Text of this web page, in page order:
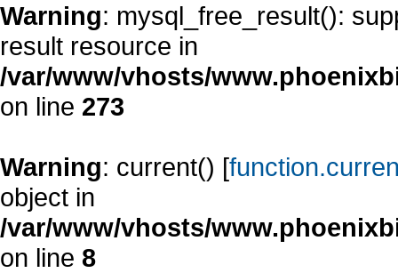
Warning: mysql_free_result():
result resource in
/var/www/vhosts/
on line 273
Warning: current() [
object in
/var/www/vhosts/
on line 8